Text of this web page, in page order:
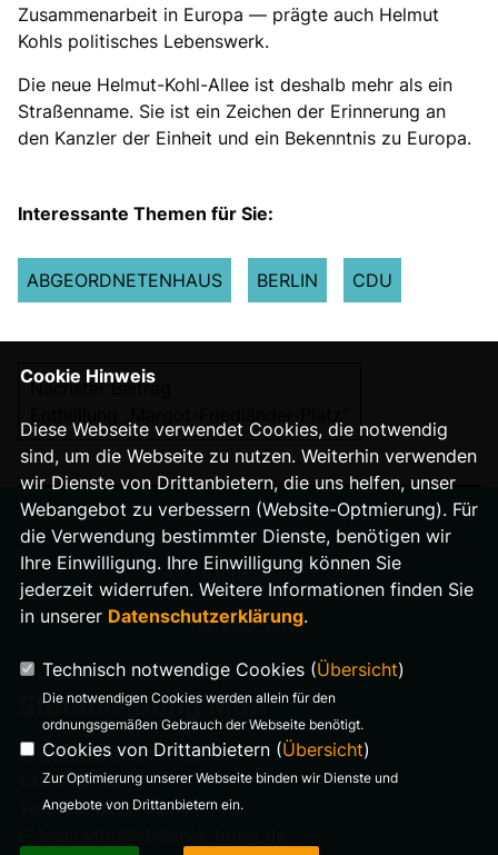
Zusammenarbeit in Europa — prägte auch Helmut
Kohls politisches Lebenswerk.
Die neue Helmut-Kohl-Allee ist deshalb mehr als ein
Straßenname. Sie ist ein Zeichen der Erinnerung an
den Kanzler der Einheit und ein Bekenntnis zu Europa.
Interessante Themen für Sie:
ABGEORDNETENHAUS BERLIN CDU
Nächster Beitrag
IMPRESSUM
DATENSCHUTZ
Stefanie Bung MdA
Warnemünder Straße 29
14199 Berlin
Telefon: 0176 321 977 18
Cookie Hinweis
Diese Webseite verwendet Cookies, die notwendig
sind, um die Webseite zu nutzen. Weiterhin verwenden
wir Dienste von Drittanbietern, die uns helfen, unser
Webangebot zu verbessern (Website-Optmierung). Für
die Verwendung bestimmter Dienste, benötigen wir
Ihre Einwilligung. Ihre Einwilligung können Sie
jederzeit widerrufen. Weitere Informationen finden Sie
in unserer Datenschutzerklärung.
Technisch notwendige Cookies (Übersicht)
Die notwendigen Cookies werden allein für den
ordnungsgemäßen Gebrauch der Webseite benötigt.
Cookies von Drittanbietern (Übersicht)
Zur Optimierung unserer Webseite binden wir Dienste und
Angebote von Drittanbietern ein.